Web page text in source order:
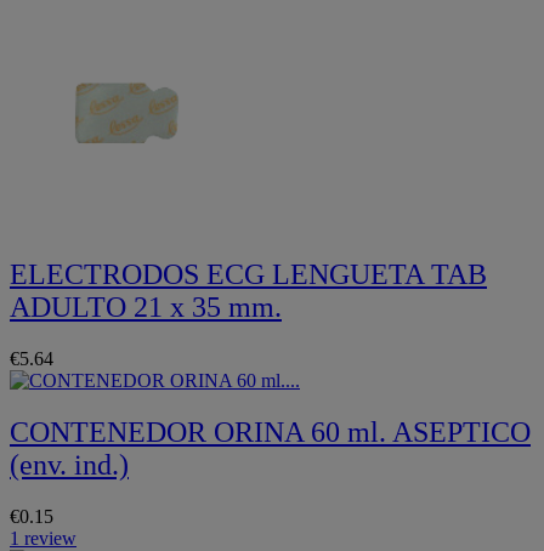
ELECTRODOS ECG LENGUETA TAB
ADULTO 21 x 35 mm.
€5.64
CONTENEDOR ORINA 60 ml. ASEPTICO
(env. ind.)
€0.15
1 review